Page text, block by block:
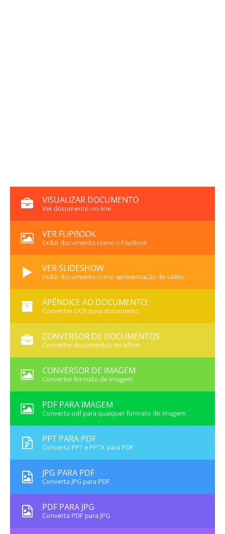
VISUALIZAR DOCUMENTO
Ver documento on-line
VER FLIPBOOK
Exibir documento como o FlipBook
VER SLIDESHOW
Exibir documento como apresentação de slides
APÊNDICE AO DOCUMENTO:
Converter OCR para documento
CONVERSOR DE DOCUMENTOS
Converter documentos do office
CONVERSOR DE IMAGEM
Converter formato de imagem
PDF PARA IMAGEM
Converta pdf para qualquer formato de imagem
PPT PARA PDF
Converta PPT e PPTX para PDF
JPG PARA PDF
Converta JPG para PDF
PDF PARA JPG
Converta PDF para JPG